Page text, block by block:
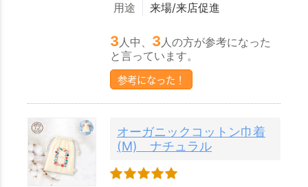
用途 来場/来店促進
3 人中、 3 人の方が参考になった
と言っています。
参考になった！
オーガニックコットン巾着
(M) ナチュラル